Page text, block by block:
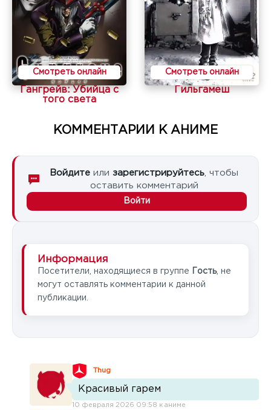
Смотреть онлайн
Гангрейв: Убийца с
того света
Смотреть онлайн
Гильгамеш
КОММЕНТАРИИ К АНИМЕ
Войдите или зарегистрируйтесь , чтобы
оставить комментарий
Войти
Информация
Посетители, находящиеся в группе Гость, не
могут оставлять комментарии к данной
публикации.
Thug
Красивый гарем
10 февраля 2026 09:58 к аниме